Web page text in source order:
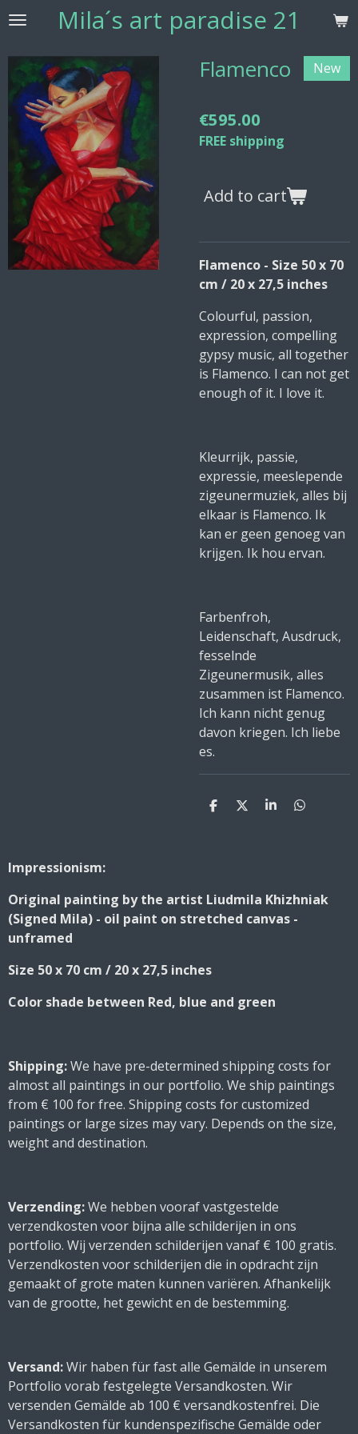
Skip
main
content
Mila´s art paradise 21
Flamenco New
€595.00
FREE shipping
Add to cart
Flamenco - Size 50 x 70
cm / 20 x 27,5 inches
Colourful, passion,
expression, compelling
gypsy music, all together
is Flamenco. I can not get
enough of it. I love it.
Kleurrijk, passie,
expressie, meeslepende
zigeunermuziek, alles bij
elkaar is Flamenco. Ik
kan er geen genoeg van
krijgen. Ik hou ervan.
Farbenfroh,
Leidenschaft, Ausdruck,
fesselnde
Zigeunermusik, alles
zusammen ist Flamenco.
Ich kann nicht genug
davon kriegen. Ich liebe
es.
S
S
S
S
Impressionism:
Original painting by the artist Liudmila Khizhniak
(Signed Mila) - oil paint on stretched canvas -
unframed
Size 50 x 70 cm / 20 x 27,5 inches
Color shade between Red, blue and green
Shipping:We have pre-determined shipping costs for
almost all paintings in our portfolio. We ship paintings
from € 100 for free. Shipping costs for customized
paintings or large sizes may vary. Depends on the size,
weight and destination.
Verzending:We hebben vooraf vastgestelde
verzendkosten voor bijna alle schilderijen in ons
portfolio. Wij verzenden schilderijen vanaf € 100 gratis.
Verzendkosten voor schilderijen die in opdracht zijn
gemaakt of grote maten kunnen variëren. Afhankelijk
van de grootte, het gewicht en de bestemming.
Versand:Wir haben für fast alle Gemälde in unserem
Portfolio vorab festgelegte Versandkosten. Wir
versenden Gemälde ab 100 € versandkostenfrei. Die
Versandkosten für kundenspezifische Gemälde oder